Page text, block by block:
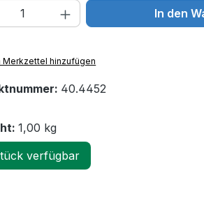
Anzahl: Gib denIn den
Merkzettel hinzufügen
40.4452
1,00 kg
verfügbar